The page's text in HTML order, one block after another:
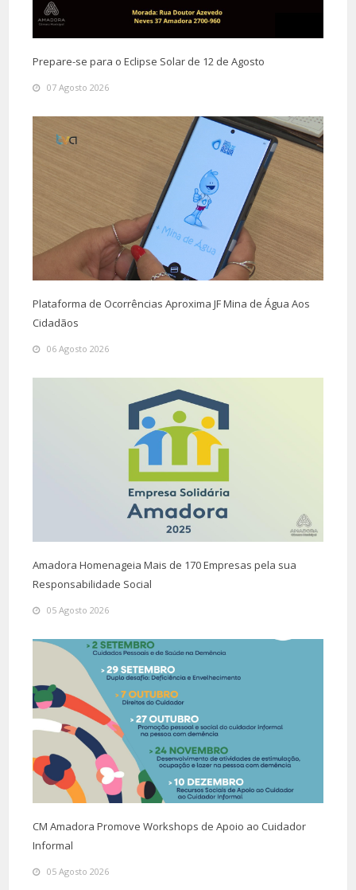
Prepare-se para o Eclipse Solar de 12 de Agosto
07 Agosto 2026
Plataforma de Ocorrências Aproxima JF Mina de Água Aos
Cidadãos
06 Agosto 2026
Amadora Homenageia Mais de 170 Empresas pela sua
Responsabilidade Social
05 Agosto 2026
CM Amadora Promove Workshops de Apoio ao Cuidador
Informal
05 Agosto 2026